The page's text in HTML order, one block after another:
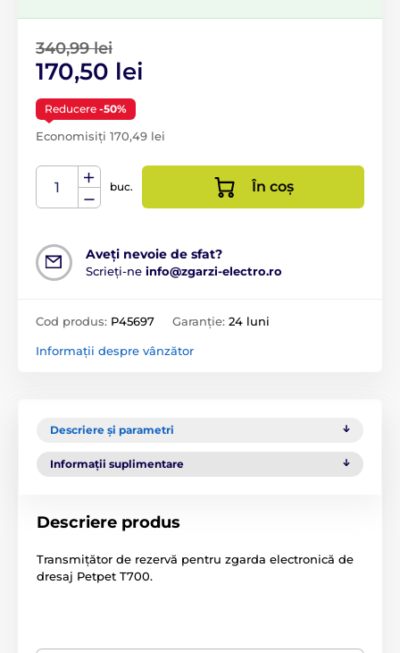
340,99 lei
170,50 lei
Reducere -50%
Economisiți 170,49 lei
buc. În coș
Aveți nevoie de sfat?
Scrieți-ne info@zgarzi-electro.ro
Cod produs: P45697 Garanție: 24 luni
Informații despre vânzător
Descriere și parametri
Informații suplimentare
Descriere produs
Transmițător de rezervă pentru zgarda electronică de
dresaj Petpet T700.